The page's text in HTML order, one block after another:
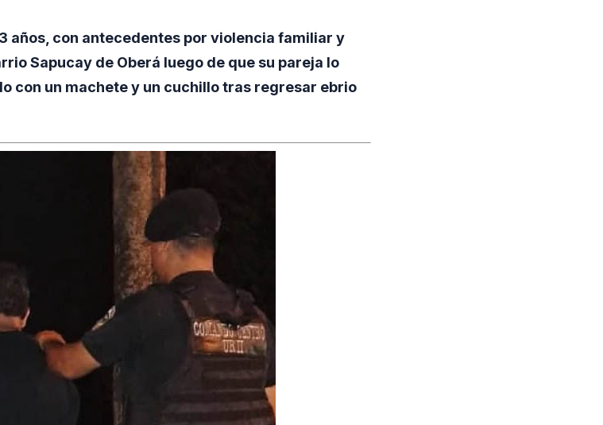
años, con antecedentes por violencia familiar y
Sapucay de Oberá luego de que su pareja lo
con un machete y un cuchillo tras regresar ebrio